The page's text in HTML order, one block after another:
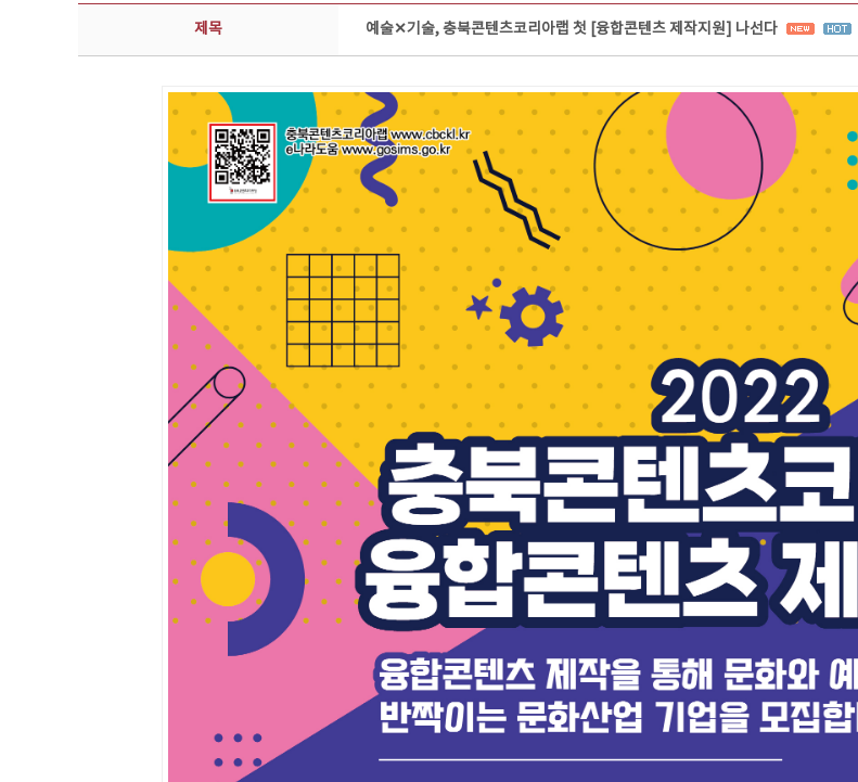
보도자료 상세보기 - 제목, 담당부서, 담당자, 담당연락처, 내용, 첨부파일 정보 제공
제목 예술✕기술, 충북콘텐츠코리아랩 첫 [융합콘텐츠 제작지원] 나선다